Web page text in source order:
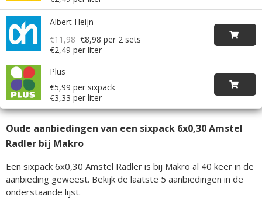
Albert Heijn
€11,98 €8,98 per 2 sets
€2,49 per liter
Plus
€5,99 per sixpack
€3,33 per liter
Oude aanbiedingen van een sixpack 6x0,30 Amstel
Radler bij Makro
Een sixpack 6x0,30 Amstel Radler is bij Makro al 40 keer in de
aanbieding geweest. Bekijk de laatste 5 aanbiedingen in de
onderstaande lijst.